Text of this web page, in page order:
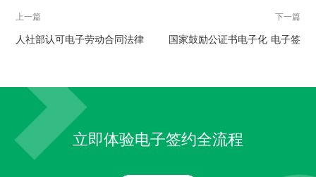
上一篇
人社部认可电子劳动合同法律
下一篇
国家鼓励公证书电子化 电子签
立即体验电子签约全流程